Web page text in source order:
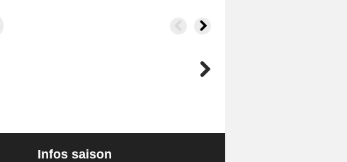
Infos saison